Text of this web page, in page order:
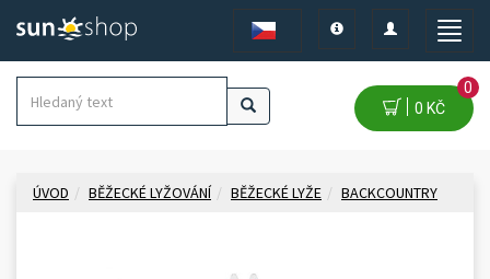
Toggle
Toggle
navigation
Toggle
0 KČ
0
ÚVOD BĚŽECKÉ LYŽOVÁNÍ BĚŽECKÉ LYŽE BACKCOUNTRY